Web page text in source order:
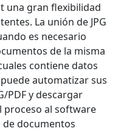
una gran flexibilidad
La unión de JPG
es necesario
de la misma
contiene datos
automatizar sus
PDF y descargar
proceso al software
de documentos